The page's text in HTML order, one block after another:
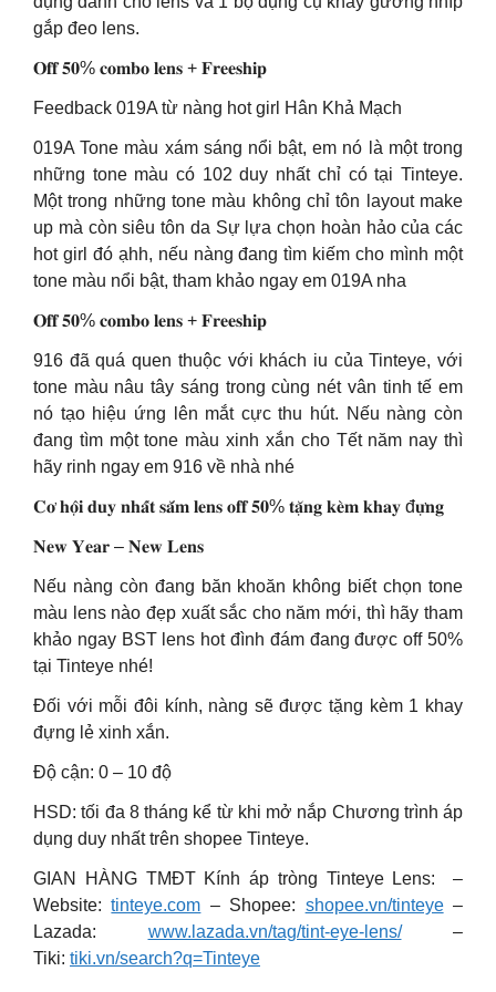
gắp đeo lens.
𝐎𝐟𝐟 𝟓𝟎% 𝐜𝐨𝐦𝐛𝐨 𝐥𝐞𝐧𝐬 + 𝐅𝐫𝐞𝐞𝐬𝐡𝐢𝐩
Feedback 019A từ nàng hot girl Hân Khả Mạch
019A Tone màu xám sáng nổi bật, em nó là một trong
những tone màu có 102 duy nhất chỉ có tại Tinteye.
Một trong những tone màu không chỉ tôn layout make
up mà còn siêu tôn da Sự lựa chọn hoàn hảo của các
hot girl đó ạhh, nếu nàng đang tìm kiếm cho mình một
tone màu nổi bật, tham khảo ngay em 019A nha
𝐎𝐟𝐟 𝟓𝟎% 𝐜𝐨𝐦𝐛𝐨 𝐥𝐞𝐧𝐬 + 𝐅𝐫𝐞𝐞𝐬𝐡𝐢𝐩
916 đã quá quen thuộc với khách iu của Tinteye, với
tone màu nâu tây sáng trong cùng nét vân tinh tế em
nó tạo hiệu ứng lên mắt cực thu hút. Nếu nàng còn
đang tìm một tone màu xinh xắn cho Tết năm nay thì
hãy rinh ngay em 916 về nhà nhé
𝐂𝐨̛ 𝐡𝐨̣̂𝐢 𝐝𝐮𝐲 𝐧𝐡𝐚̂́𝐭 𝐬𝐚̆́𝐦 𝐥𝐞𝐧𝐬 𝐨𝐟𝐟 𝟓𝟎% 𝐭𝐚̣̆𝐧𝐠 𝐤𝐞̀𝐦 𝐤𝐡𝐚𝐲 đ𝐮̛̣𝐧𝐠
𝐍𝐞𝐰 𝐘𝐞𝐚𝐫 – 𝐍𝐞𝐰 𝐋𝐞𝐧𝐬
Nếu nàng còn đang băn khoăn không biết chọn tone
màu lens nào đẹp xuất sắc cho năm mới, thì hãy tham
khảo ngay BST lens hot đình đám đang được off 50%
tại Tinteye nhé!
Đối với mỗi đôi kính, nàng sẽ được tặng kèm 1 khay
đựng lẻ xinh xắn.
Độ cận: 0 – 10 độ
HSD: tối đa 8 tháng kể từ khi mở nắp Chương trình áp
dụng duy nhất trên shopee Tinteye.
GIAN HÀNG TMĐT Kính áp tròng Tinteye Lens: –
Website:tinteye.com – Shopee: shopee.vn/tinteye–
Lazada: www.lazada.vn/tag/tint-eye-lens/–
Tiki: tiki.vn/search?q=Tinteye